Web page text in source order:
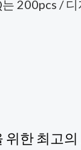
200pcs /
한 최고